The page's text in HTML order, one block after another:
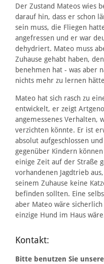
Der Zustand Mateos wies
darauf hin, dass er schon
sein muss, die Fliegen
angefressen und er war
dehydriert. Mateo muss
Zuhause gehabt haben,
benehmen hat - was aber
nichts mehr zu lernen
Mateo hat sich rasch zu
entwickelt, er zeigt
angemessenes Verhalten,
verzichten könnte. Er ist
absolut aufgeschlossen
gegenüber Kindern
einige Zeit auf der Straße
vorhandenen Jagdtrieb
seinem Zuhause keine
befinden sollten. Eine
aber Mateo wäre
einzige Hund im Haus
Kontakt:
Bitte benutzen Sie